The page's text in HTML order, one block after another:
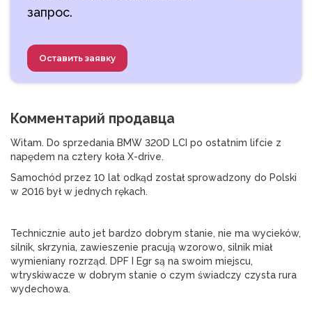
запрос.
Оставить заявку
Комментарий продавца
Witam. Do sprzedania BMW 320D LCI po ostatnim lifcie z
napędem na cztery koła X-drive.
Samochód przez 10 lat odkąd został sprowadzony do Polski
w 2016 był w jednych rękach.
Technicznie auto jet bardzo dobrym stanie, nie ma wycieków,
silnik, skrzynia, zawieszenie pracują wzorowo, silnik miał
wymieniany rozrząd. DPF I Egr są na swoim miejscu,
wtryskiwacze w dobrym stanie o czym świadczy czysta rura
wydechowa.